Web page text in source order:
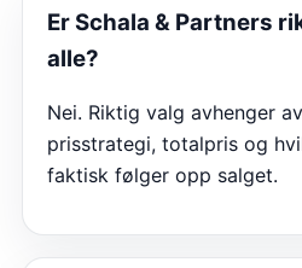
ErSchala & Partners
alle?
Nei. Riktig valg avhenger
prisstrategi, totalpris og
faktisk følger opp salget.